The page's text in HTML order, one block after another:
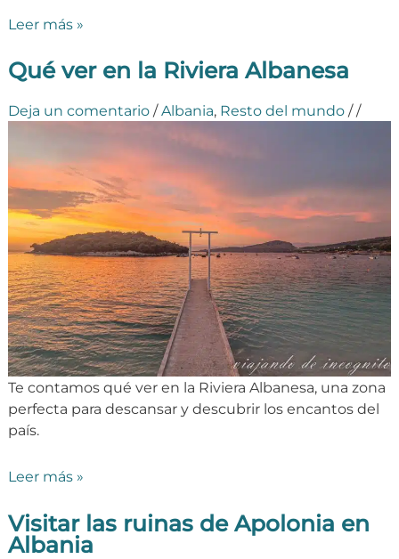
Leer más »
Qué ver en la Riviera Albanesa
Deja un comentario /Albania, Resto del mundo//
Te contamos qué ver en la Riviera Albanesa, una zona
perfecta para descansar y descubrir los encantos del
país.
Leer más »
Visitar las ruinas de Apolonia en
Albania